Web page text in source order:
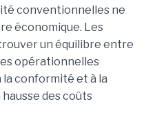
conventionnelles ne
économique. Les
un équilibre entre
opérationnelles
la conformité et à la
des coûts